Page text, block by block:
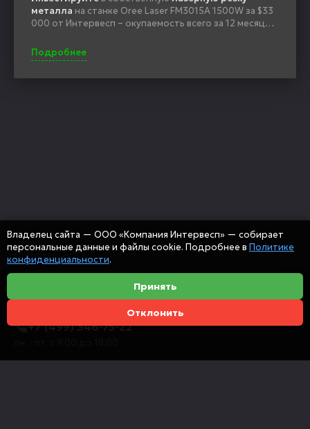
металла на станке Oree Laser FM3015A 1500W за $33
000 от Интервесп – окупаемость всего за 12 месяцев,
заказов и полный контроль над процессом.
Подробнее
+7 (499) 346-75-22
Владелец сайта — ООО «Компания Интервесп» — собирает
персональные данные и файлы cookie. Подробнее в Политике
конфиденциальности.
Принять
Отклонить